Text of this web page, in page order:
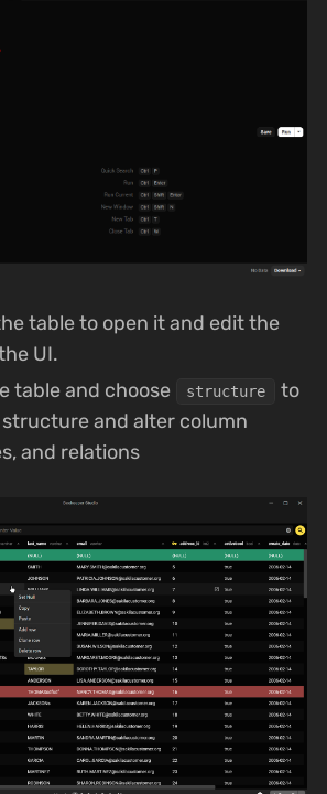
table to open it and edit the
UI.
table and choose
structure
to
and alter column
and relations